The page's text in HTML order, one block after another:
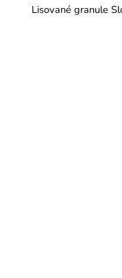
Lisované granule